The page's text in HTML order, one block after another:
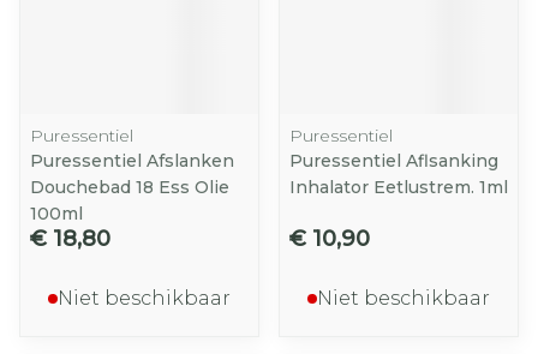
Puressentiel
Puressentiel Afslanken
Douchebad 18 Ess Olie
100ml
€ 18,80
Niet beschikbaar
Puressentiel
Puressentiel Aflsanking
Inhalator Eetlustrem. 1ml
€ 10,90
Niet beschikbaar